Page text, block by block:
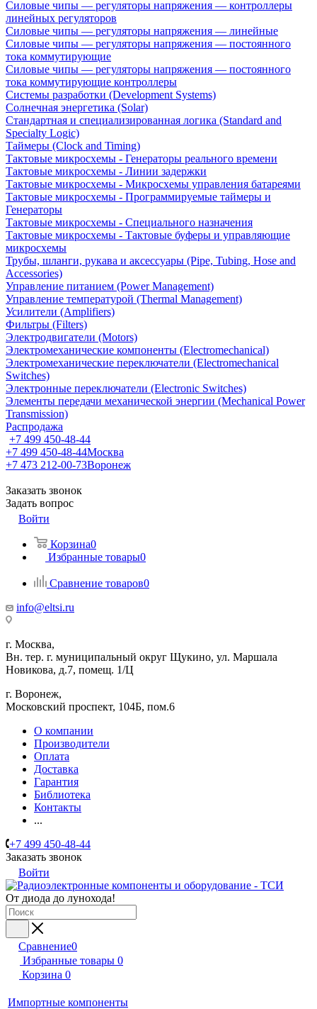
Силовые чипы — регуляторы напряжения — контроллеры
линейных регуляторов
Силовые чипы — регуляторы напряжения — линейные
Силовые чипы — регуляторы напряжения — постоянного
тока коммутирующие
Силовые чипы — регуляторы напряжения — постоянного
тока коммутирующие контроллеры
Системы разработки (Development Systems)
Солнечная энергетика (Solar)
Стандартная и специализированная логика (Standard and
Specialty Logic)
Таймеры (Clock and Timing)
Тактовые микросхемы - Генераторы реального времени
Тактовые микросхемы - Линии задержки
Тактовые микросхемы - Микросхемы управления батареями
Тактовые микросхемы - Программируемые таймеры и
Генераторы
Тактовые микросхемы - Специального назначения
Тактовые микросхемы - Тактовые буферы и управляющие
микросхемы
Трубы, шланги, рукава и аксессуары (Pipe, Tubing, Hose and
Accessories)
Управление питанием (Power Management)
Управление температурой (Thermal Management)
Усилители (Amplifiers)
Фильтры (Filters)
Электродвигатели (Motors)
Электромеханические компоненты (Electromechanical)
Электромеханические переключатели (Electromechanical
Switches)
Электронные переключатели (Electronic Switches)
Элементы передачи механической энергии (Mechanical Power
Transmission)
Распродажа
+7 499 450-48-44
+7 499 450-48-44Москва
+7 473 212-00-73Воронеж
Заказать звонок
Задать вопрос
Войти
Корзина0
Избранные товары0
Сравнение товаров0
info@eltsi.ru
г. Москва,
Вн. тер. г. муниципальный округ Щукино, ул. Маршала
Новикова, д.7, помещ. 1/Ц
г. Воронеж,
​Московский проспект, 104Б, пом.6
О компании
Производители
Оплата
Доставка
Гарантия
Библиотека
Контакты
...
+7 499 450-48-44
Заказать звонок
Войти
От диода до лунохода!
Сравнение0
Избранные товары 0
Корзина 0
Импортные компоненты